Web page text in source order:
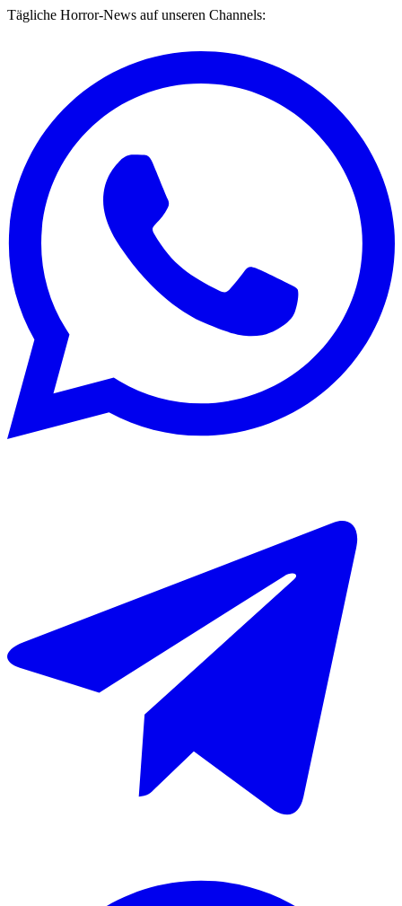
Tägliche Horror-News auf unseren Channels: